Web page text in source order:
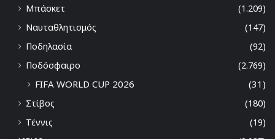
Μπάσκετ
(1.209)
Ναυταθλητισμός
(147)
Ποδηλασία
(92)
Ποδόσφαιρο
(2.769)
FIFA WORLD CUP 2026 (31)
Στίβος
(180)
Τέννις
(19)